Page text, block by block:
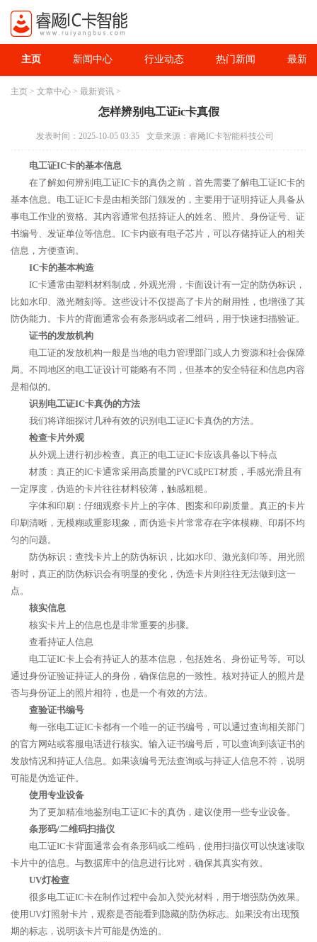
主页 新闻中心 行业动态 热门新闻 最新
主页 > 文章中心 > 最新资讯 >
怎样辨别电工证ic卡真假
发表时间：2025-10-05 03:35 文章来源：睿飏IC卡智能科技公司
电工证IC卡的基本信息
在了解如何辨别电工证IC卡的真伪之前，首先需要了解电工证IC卡的
基本信息。电工证IC卡是由相关部门颁发的，主要用于证明持证人具备从
事电工作业的资格。其内容通常包括持证人的姓名、照片、身份证号、证
书编号、发证单位等信息。IC卡内嵌有电子芯片，可以存储持证人的相关
信息，方便查询。
IC卡的基本构造
IC卡通常由塑料材料制成，外观光滑，卡面设计有一定的防伪标识，
比如水印、激光雕刻等。这些设计不仅提高了卡片的耐用性，也增强了其
防伪能力。卡片的背面通常会有条形码或者二维码，用于快速扫描验证。
证书的发放机构
电工证的发放机构一般是当地的电力管理部门或人力资源和社会保障
局。不同地区的电工证设计可能略有不同，但基本的安全特征和信息内容
是相似的。
识别电工证IC卡真伪的方法
我们将详细探讨几种有效的识别电工证IC卡真伪的方法。
检查卡片外观
从外观上进行初步检查。真正的电工证IC卡应该具备以下特点
材质：真正的IC卡通常采用高质量的PVC或PET材质，手感光滑且有
一定厚度，伪造的卡片往往材料较薄，触感粗糙。
字体和印刷：仔细观察卡片上的字体、图案和印刷质量。真正的卡片
印刷清晰，无模糊或重影现象，而伪造卡片常常存在字体模糊、印刷不均
匀的问题。
防伪标识：查找卡片上的防伪标识，比如水印、激光刻印等。用光照
射时，真正的防伪标识会有明显的变化，伪造卡片则往往无法做到这一
点。
核实信息
核实卡片上的信息也是非常重要的步骤。
查看持证人信息
电工证IC卡上会有持证人的基本信息，包括姓名、身份证号等。可以
通过身份证验证持证人的身份，确保信息的一致性。核对持证人的照片是
否与身份证上的照片相符，也是一个有效的方法。
查验证书编号
每一张电工证IC卡都有一个唯一的证书编号，可以通过查询相关部门
的官方网站或客服电话进行核实。输入证书编号后，可以查询到该证书的
发放情况和持证人信息。如果该编号无法查询或与持证人信息不符，说明
可能是伪造证件。
使用专业设备
为了更加精准地鉴别电工证IC卡的真伪，建议使用一些专业设备。
条形码/二维码扫描仪
电工证IC卡背面通常会有条形码或二维码，使用扫描仪可以快速读取
卡片中的信息。与数据库中的信息进行比对，确保其真实有效。
UV灯检查
很多电工证IC卡在制作过程中会加入荧光材料，用于增强防伪效果。
使用UV灯照射卡片，观察是否能看到隐藏的防伪标志。如果没有出现预
期的标志，说明该卡片可能是伪造的。